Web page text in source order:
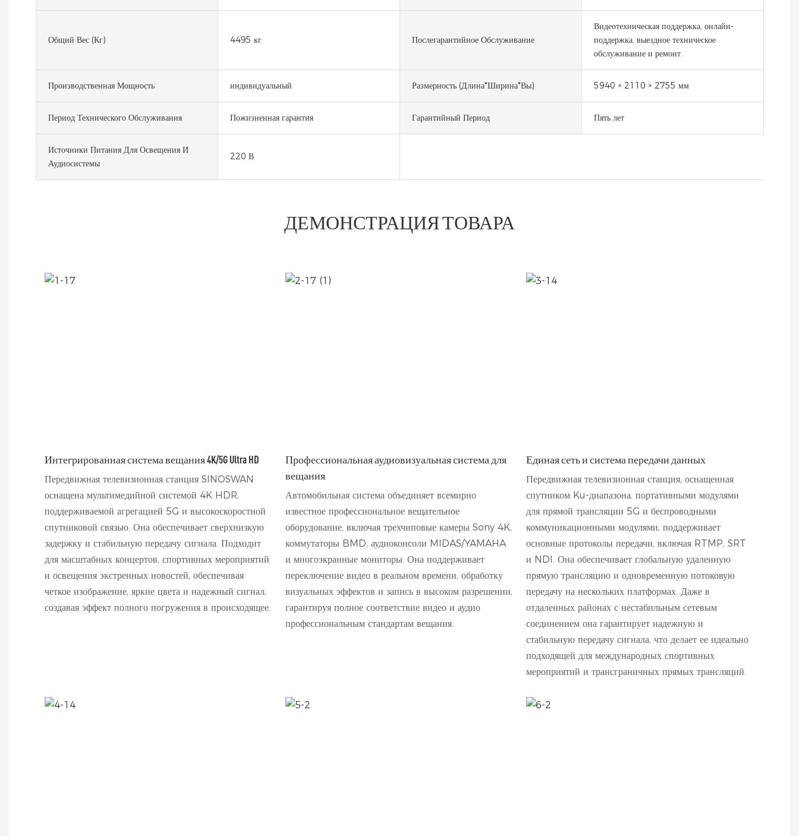
Общий Вес (кг) 4495 кг Послегарантийное Обслуживание
Видеотехническая поддержка, онлайн-
поддержка, выездное техническое
обслуживание и ремонт.
Производственная Мощность индивидуальный Размерность (длина*ширина*вы) 5940 × 2110 × 2755 мм
Период Технического Обслуживания Пожизненная гарантия Гарантийный Период Пять лет
Источники Питания Для Освещения И
Аудиосистемы
220 В
ДЕМОНСТРАЦИЯ ТОВАРА
Интегрированная система вещания 4K/5G Ultra HD
Передвижная телевизионная станция SINOSWAN
оснащена мультимедийной системой 4K HDR,
поддерживаемой агрегацией 5G и высокоскоростной
спутниковой связью. Она обеспечивает сверхнизкую
задержку и стабильную передачу сигнала. Подходит
для масштабных концертов, спортивных мероприятий
и освещения экстренных новостей, обеспечивая
четкое изображение, яркие цвета и надежный сигнал,
создавая эффект полного погружения в происходящее.
Профессиональная аудиовизуальная система для
вещания
Автомобильная система объединяет всемирно
известное профессиональное вещательное
оборудование, включая трехчиповые камеры Sony 4K,
коммутаторы BMD, аудиоконсоли MIDAS/YAMAHA
и многоэкранные мониторы. Она поддерживает
переключение видео в реальном времени, обработку
визуальных эффектов и запись в высоком разрешении,
гарантируя полное соответствие видео и аудио
профессиональным стандартам вещания.
Единая сеть и система передачи данных
Передвижная телевизионная станция, оснащенная
спутником Ku-диапазона, портативными модулями
для прямой трансляции 5G и беспроводными
коммуникационными модулями, поддерживает
основные протоколы передачи, включая RTMP, SRT
и NDI. Она обеспечивает глобальную удаленную
прямую трансляцию и одновременную потоковую
передачу на нескольких платформах. Даже в
отдаленных районах с нестабильным сетевым
соединением она гарантирует надежную и
стабильную передачу сигнала, что делает ее идеально
подходящей для международных спортивных
мероприятий и трансграничных прямых трансляций.